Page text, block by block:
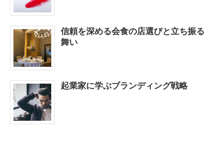
信頼を深める会食の店選びと立ち振る
舞い
起業家に学ぶブランディング戦略